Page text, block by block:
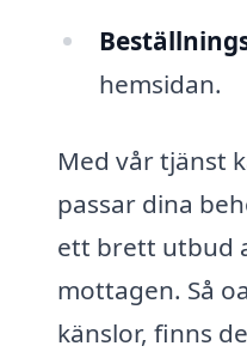
hemsidan.
Med vår tjänst
passar dina
ett brett utbud
mottagen. Så
känslor, finns